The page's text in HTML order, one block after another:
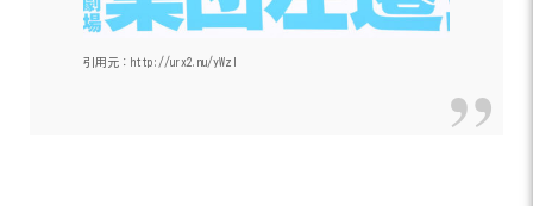
引用元：http://urx2.nu/yWzI